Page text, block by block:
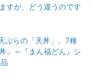
すが、どう違うのです
ぷらの「天丼」、7種
」～『まん福どん』シ